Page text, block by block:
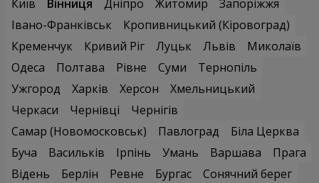
Київ
Вінниця Дніпро Житомир
Запоріжжя
Івано-Франківськ
Кропивницький (Кіровоград)
Кременчук
Кривий Ріг Луцьк Львів
Миколаїв
Одеса
Полтава Рівне Суми
Тернопіль
Ужгород
Харків Херсон
Хмельницький
Черкаси
Чернівці
Чернігів
Самар (Новомосковськ)
Павлоград
Біла Церква
Буча
Васильків Ірпінь Умань Варшава
Прага
Відень
Берлін Ревне Бургас
Сонячний берег